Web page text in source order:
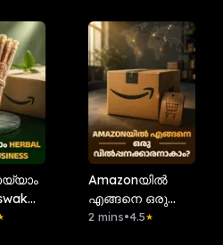
Amazonയിൽ
എങ്ങനെ ഒരു
വിൽപ്പനക്കാരനാകാം?
2 mins•4.5★